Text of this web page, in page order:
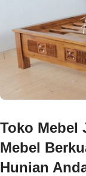
Toko Mebel
Mebel
Hunian